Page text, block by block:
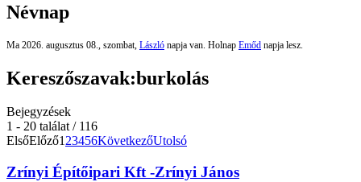
Névnap
Ma 2026. augusztus 08., szombat, László napja van. Holnap Emőd napja lesz.
Kereszőszavak:burkolás
Bejegyzések
1 - 20 találat / 116
ElsőElőző123456KövetkezőUtolsó
Zrínyi Építőipari Kft -Zrínyi János